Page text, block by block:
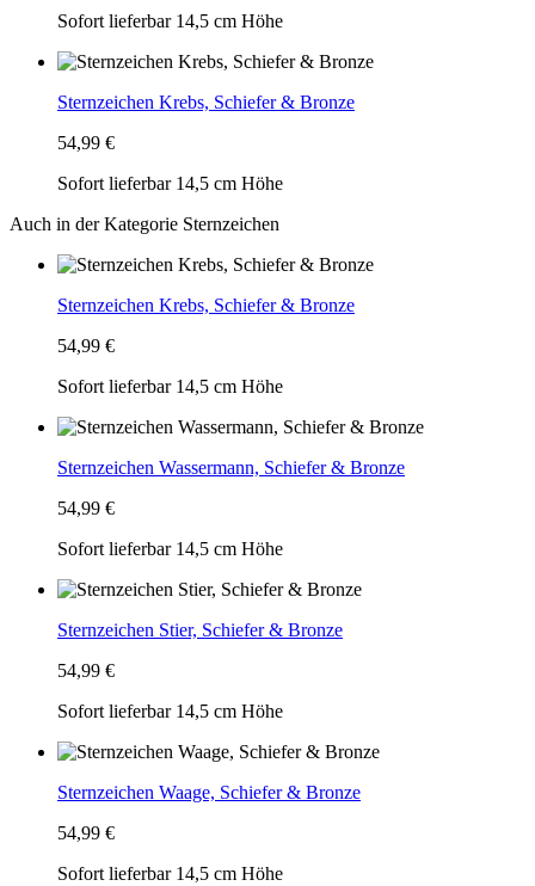
Sofort lieferbar14,5 cm Höhe
Sternzeichen Krebs, Schiefer & Bronze
54,99 €
Sofort lieferbar14,5 cm Höhe
Auch in der Kategorie Sternzeichen
Sternzeichen Krebs, Schiefer & Bronze
54,99 €
Sofort lieferbar14,5 cm Höhe
Sternzeichen Wassermann, Schiefer & Bronze
54,99 €
Sofort lieferbar14,5 cm Höhe
Sternzeichen Stier, Schiefer & Bronze
54,99 €
Sofort lieferbar14,5 cm Höhe
Sternzeichen Waage, Schiefer & Bronze
54,99 €
Sofort lieferbar14,5 cm Höhe